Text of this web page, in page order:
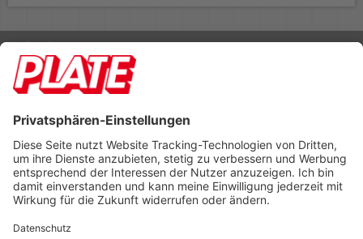
Rufen Sie uns an 04298 401-0
Lieferbedingungen Impressum
Footer anzeigen
PLATE Büromaterial Vertriebs GmbH
Hilligenwarf 5